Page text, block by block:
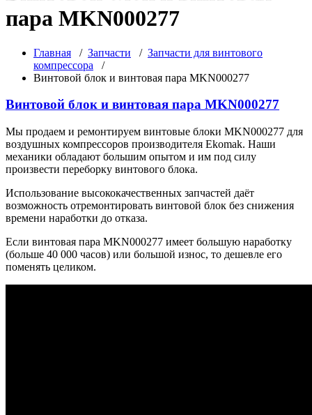
пара MKN000277
Главная / Запчасти / Запчасти для винтового
компрессора /
Винтовой блок и винтовая пара MKN000277
Винтовой блок и винтовая пара MKN000277
Мы продаем и ремонтируем винтовые блоки MKN000277 для
воздушных компрессоров производителя Ekomak. Наши
механики обладают большим опытом и им под силу
произвести переборку винтового блока.
Использование высококачественных запчастей даёт
возможность отремонтировать винтовой блок без снижения
времени наработки до отказа.
Если винтовая пара MKN000277 имеет большую наработку
(больше 40 000 часов) или большой износ, то дешевле его
поменять целиком.